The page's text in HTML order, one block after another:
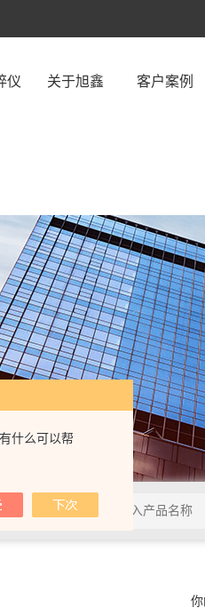
什么可以帮
仪 关于旭鑫 客户案例
你